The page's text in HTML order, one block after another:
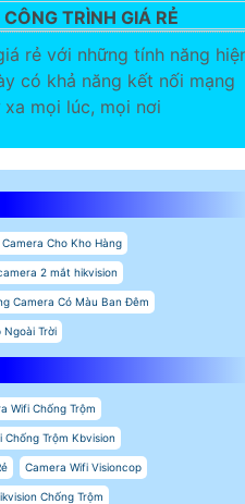
TRÌNH GIÁ RẺ
rẻ với những tính năng
có khả năng kết nối mạng
mọi lúc, mọi nơi
Camera Cho Kho Hàng
2 mắt hikvision
Camera Có Màu Ban Đêm
Ngoài Trời
Wifi Chống Trộm
Chống Trộm Kbvision
Camera Wifi Visioncop
Chống Trộm